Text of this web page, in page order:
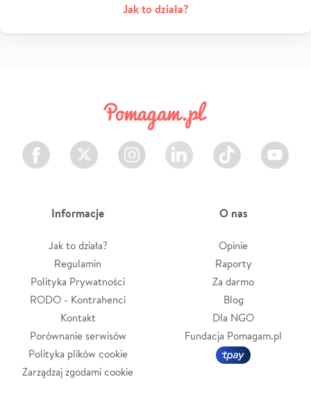
Jak to działa?
Facebook Twitter Instagram LinkedIn TikTok Youtube
Informacje
Jak to działa?
Regulamin
Polityka Prywatności
RODO - Kontrahenci
Kontakt
Porównanie serwisów
Polityka plików cookie
Zarządzaj zgodami cookie
O nas
Opinie
Raporty
Za darmo
Blog
Dla NGO
Fundacja Pomagam.pl